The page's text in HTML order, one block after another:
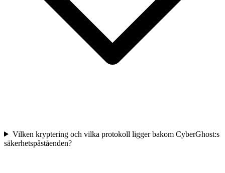
Vilken kryptering och vilka protokoll ligger bakom CyberGhost:s
säkerhetspåståenden?